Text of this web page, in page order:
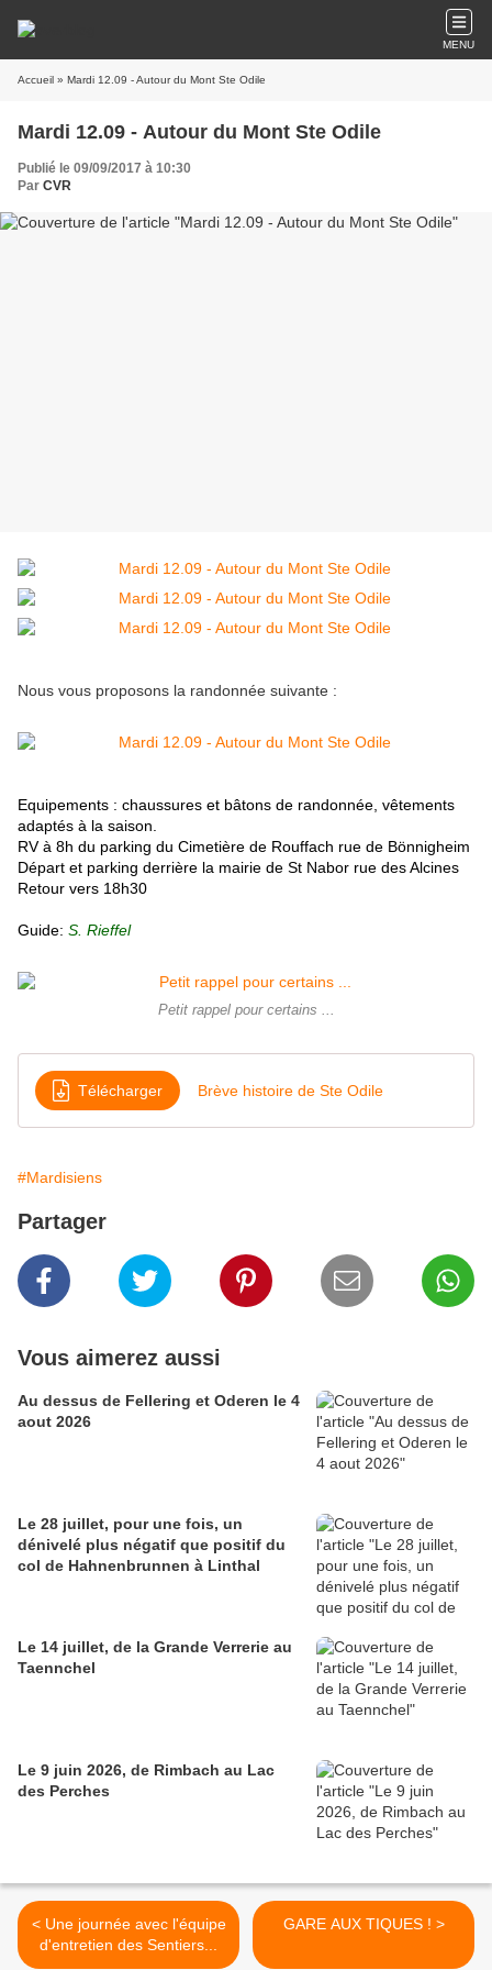
MENU
Accueil » Mardi 12.09 - Autour du Mont Ste Odile
Mardi 12.09 - Autour du Mont Ste Odile
Publié le 09/09/2017 à 10:30
Par CVR
Nous vous proposons la randonnée suivante :
Equipements : chaussures et bâtons de randonnée, vêtements
adaptés à la saison.
RV à 8h du parking du Cimetière de Rouffach rue de Bönnigheim
Départ et parking derrière la mairie de St Nabor rue des Alcines
Retour vers 18h30
Guide: S. Rieffel
Petit rappel pour certains ...
Télécharger Brève histoire de Ste Odile
#Mardisiens
Partager
Vous aimerez aussi
Au dessus de Fellering et Oderen le 4
aout 2026
Le 28 juillet, pour une fois, un
dénivelé plus négatif que positif du
col de Hahnenbrunnen à Linthal
Le 14 juillet, de la Grande Verrerie au
Taennchel
Le 9 juin 2026, de Rimbach au Lac
des Perches
< Une journée avec l'équipe
d'entretien des Sentiers...
GARE AUX TIQUES ! >